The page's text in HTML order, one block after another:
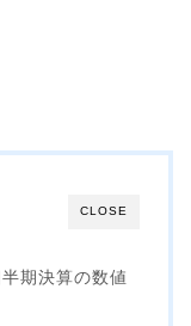
CLOSE
期決算の数値